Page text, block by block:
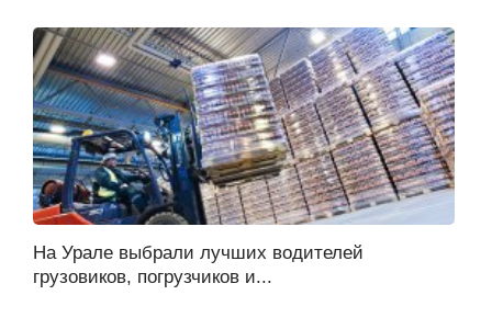
На Урале выбрали лучших водителей
грузовиков, погрузчиков и...